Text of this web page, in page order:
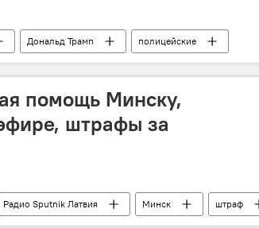
Дональд Трамп полицейские
помощь Минску,
штрафы за
Радио Sputnik Латвия Минск штраф